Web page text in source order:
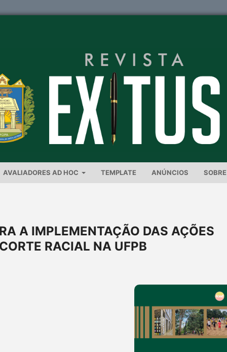
AVALIADORES AD HOC TEMPLATE ANÚNCIOS SOBRE
A IMPLEMENTAÇÃO DAS AÇÕES
RACIAL NA UFPB